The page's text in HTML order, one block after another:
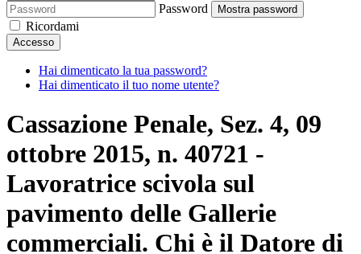
Password
Mostra password
Ricordami
Accesso
Hai dimenticato la tua password?
Hai dimenticato il tuo nome utente?
Cassazione Penale, Sez. 4, 09
ottobre 2015, n. 40721 -
Lavoratrice scivola sul
pavimento delle Gallerie
commerciali. Chi è il Datore di